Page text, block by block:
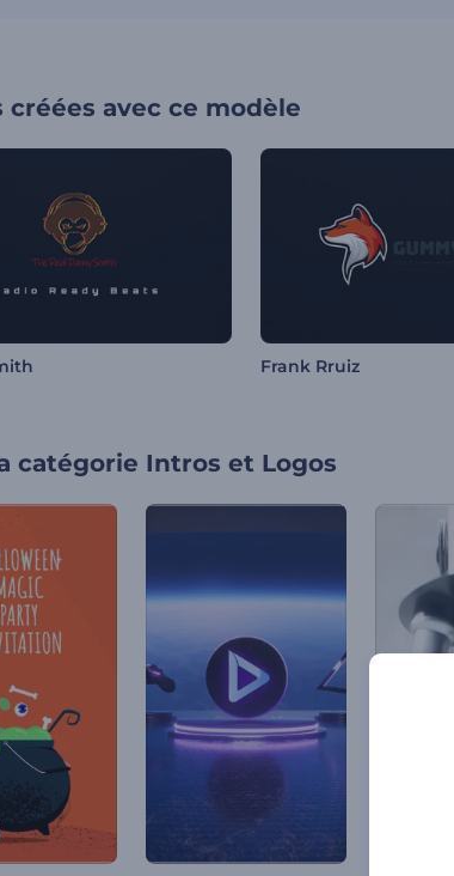
créées avec ce modèle
Frank Rruiz
catégorie Intros et Logos